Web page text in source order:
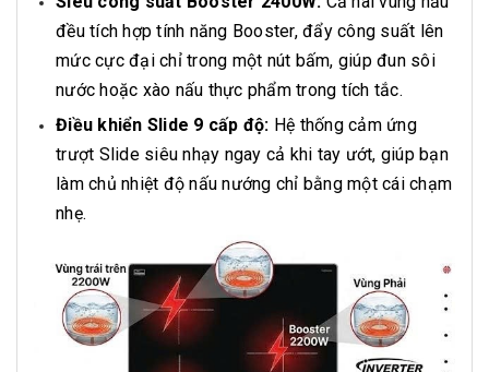
đều tích hợp tính năng Booster, đẩy công suất lên
mức cực đại chỉ trong một nút bấm, giúp đun sôi
nước hoặc xào nấu thực phẩm trong tích tắc.
Điều khiển Slide 9 cấp độ: Hệ thống cảm ứng
trượt Slide siêu nhạy ngay cả khi tay ướt, giúp bạn
làm chủ nhiệt độ nấu nướng chỉ bằng một cái chạm
nhẹ.